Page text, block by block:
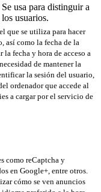
Se usa para distinguir a
los usuarios.
que se utiliza para hacer
así como la fecha de la
fecha y hora de acceso a
de mantener la
la sesión del usuario,
ordenador que accede al
a cargar por el servicio de
como reCaptcha y
en Google+, entre otros.
cómo se ven anuncios